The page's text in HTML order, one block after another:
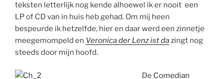
teksten letterlijk nog kende alhoewel ik er nooit een
LP of CD van in huis heb gehad. Om mij heen
bespeurde ik hetzelfde, hier en daar werd een zinnetje
meegemompeld en Veronica der Lenz ist dazingt nog
steeds door mijn hoofd.
De Comedian